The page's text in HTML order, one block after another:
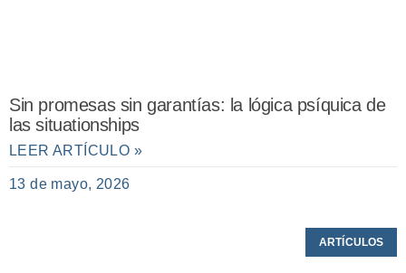
Sin promesas sin garantías: la lógica psíquica de
las situationships
LEER ARTÍCULO »
13 de mayo, 2026
ARTÍCULOS